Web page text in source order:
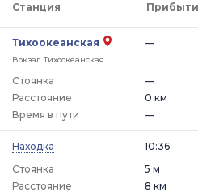
Станция
Тихоокеанская
Вокзал Тихоокеанская
—
Стоянка —
Расстояние
0 км
Время в пути
—
Находка
10:36
Стоянка
5 м
Расстояние
8 км